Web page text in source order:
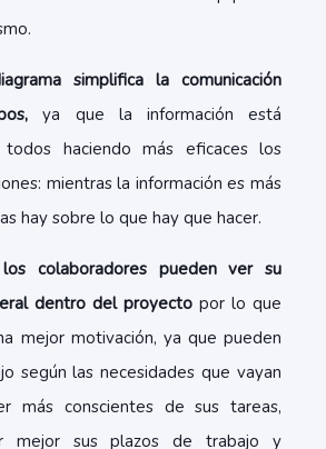
simplifica la comunicación
ya que la información está
haciendo más eficaces los
mientras la información es más
hay sobre lo que hay que hacer.
los colaboradores pueden ver su
dentro del proyecto por lo que
mejor motivación, ya que pueden
según las necesidades que vayan
más conscientes de sus tareas,
mejor sus plazos de trabajo y